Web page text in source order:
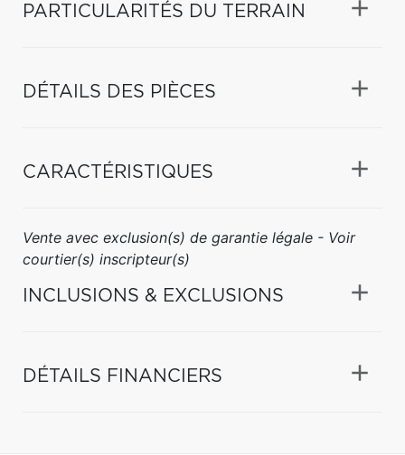
PARTICULARITÉS DU TERRAIN
DÉTAILS DES PIÈCES
CARACTÉRISTIQUES
Vente avec exclusion(s) de garantie légale - Voir
courtier(s) inscripteur(s)
INCLUSIONS & EXCLUSIONS
DÉTAILS FINANCIERS